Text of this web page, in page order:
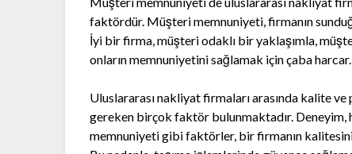
faktördür. Müşteri memnuniyeti, firmanın
İyi bir firma, müşteri odaklı bir yaklaşımla,
onların memnuniyetini sağlamak için çaba harcar.
Uluslararası nakliyat firmaları arasında kalite
gereken birçok faktör bulunmaktadır. Deneyim,
memnuniyeti gibi faktörler, bir firmanın